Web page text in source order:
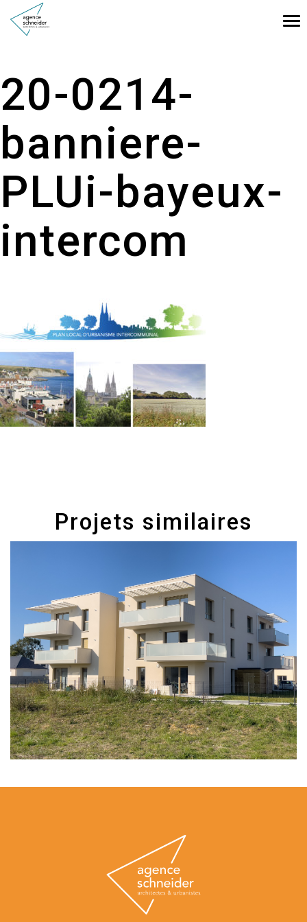
20-0214-
banniere-
PLUi-bayeux-
intercom
Projets similaires